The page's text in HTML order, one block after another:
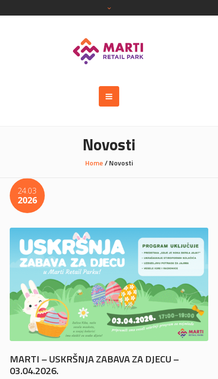
Novosti
Home/Novosti
24.03
2026
MARTI – USKRŠNJA ZABAVA ZA DJECU –
03.04.2026.